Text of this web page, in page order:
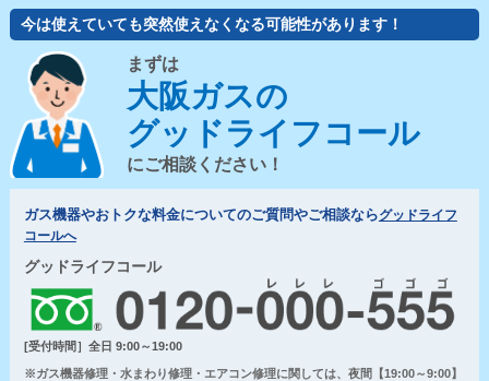
今は使えていても突然使えなくなる可能性があります！
まずは
大阪ガスの
グッドライフコール
にご相談ください！
ガス機器やおトクな料金についてのご質問やご相談ならグッドライフ
コールへ
グッドライフコール
[受付時間］全日 9:00～19:00
※ガス機器修理・水まわり修理・エアコン修理に関しては、夜間【19:00～9:00】